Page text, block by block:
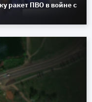
ракет ПВО в войне с